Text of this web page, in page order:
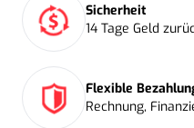
Sicherheit
14 Tage Geld
Flexible
Rechnung,